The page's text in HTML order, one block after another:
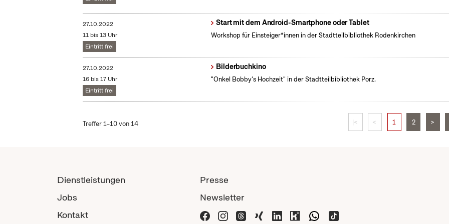
27.10.2022
11 bis 13 Uhr
Eintritt frei
Start mit dem Android-Smartphone oder Tablet
Workshop für Einsteiger*innen in der Stadtteilbibliothek Rodenkirchen
27.10.2022
16 bis 17 Uhr
Eintritt frei
Bilderbuchkino
"Onkel Bobby‘s Hochzeit" in der Stadtteilbibliothek Porz.
Treffer 1–10 von 14 |< < 1 2 >
Dienstleistungen
Jobs
Kontakt
Presse
Newsletter